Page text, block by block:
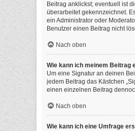
Beitrag anklickst; eventuell ist
überarbeitet gekennzeichnet.
ein Administrator oder
Benutzer einen Beitrag nicht
Nach oben
Wie kann ich meinem Beitrag
Um eine Signatur an deinen
jedem Beitrag das Kästchen
einen einzelnen Beitrag
Nach oben
Wie kann ich eine Umfrage